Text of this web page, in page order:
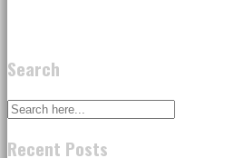
Search
Recent Posts